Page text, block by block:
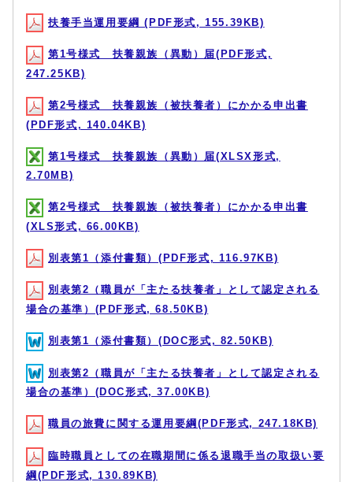
扶養手当運用要綱 (PDF形式, 155.39KB)
第1号様式 扶養親族（異動）届(PDF形式,
247.25KB)
第2号様式 扶養親族（被扶養者）にかかる申出書
(PDF形式, 140.04KB)
第1号様式 扶養親族（異動）届(XLSX形式,
2.70MB)
第2号様式 扶養親族（被扶養者）にかかる申出書
(XLS形式, 66.00KB)
別表第1（添付書類）(PDF形式, 116.97KB)
別表第2（職員が「主たる扶養者」として認定される
場合の基準）(PDF形式, 68.50KB)
別表第1（添付書類）(DOC形式, 82.50KB)
別表第2（職員が「主たる扶養者」として認定される
場合の基準）(DOC形式, 37.00KB)
職員の旅費に関する運用要綱(PDF形式, 247.18KB)
臨時職員としての在職期間に係る退職手当の取扱い要
綱(PDF形式, 130.89KB)